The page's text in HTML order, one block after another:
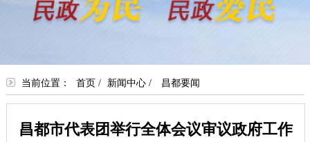
当前位置： 首页 / 新闻中心/ 昌都要闻
昌都市代表团举行全体会议审议政府工作